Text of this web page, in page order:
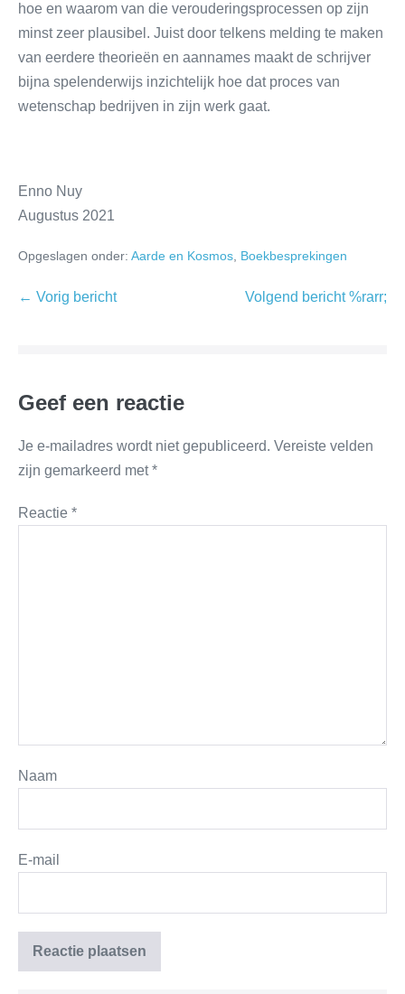
hoe en waarom van die verouderingsprocessen op zijn
minst zeer plausibel. Juist door telkens melding te maken
van eerdere theorieën en aannames maakt de schrijver
bijna spelenderwijs inzichtelijk hoe dat proces van
wetenschap bedrijven in zijn werk gaat.
Enno Nuy
Augustus 2021
Opgeslagen onder: Aarde en Kosmos Boekbesprekingen
← Vorig bericht Volgend bericht %rarr;
Geef een reactie
Je e-mailadres wordt niet gepubliceerd. Vereiste velden
zijn gemarkeerd met*
Reactie *
Naam
E-mail